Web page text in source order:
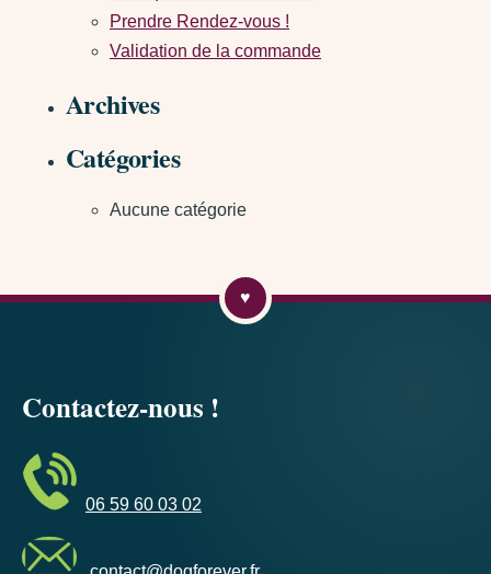
Prendre Rendez-vous !
Validation de la commande
Archives
Catégories
Aucune catégorie
Contactez-nous !
06 59 60 03 02